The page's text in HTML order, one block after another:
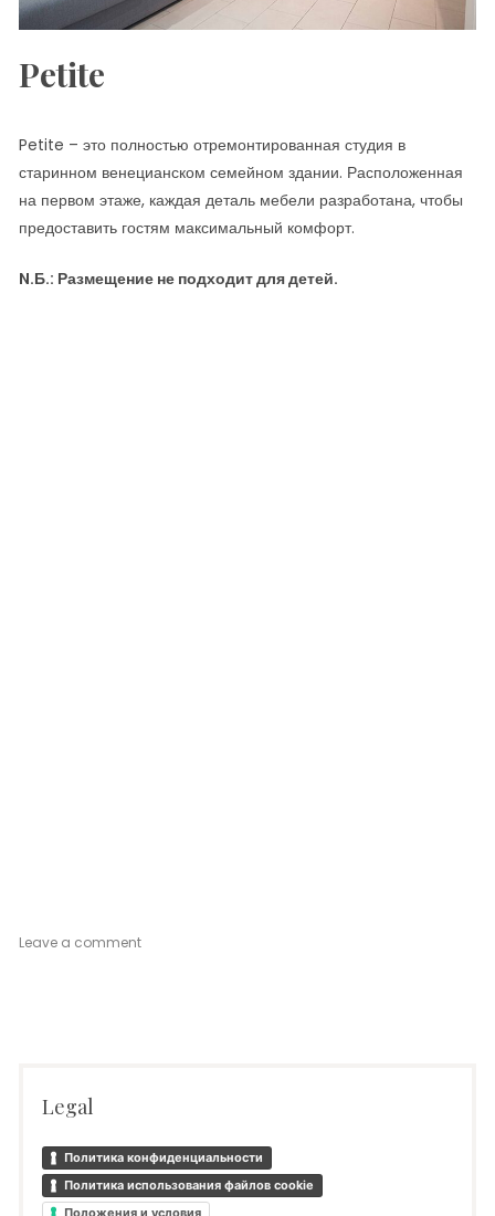
Petite
Petite – это полностью отремонтированная студия в
старинном венецианском семейном здании. Расположенная
на первом этаже, каждая деталь мебели разработана, чтобы
предоставить гостям максимальный комфорт.
N.Б.: Размещение не подходит для детей.
Leave a commenton
Legal
Политика конфиденциальности
Политика использования файлов cookie